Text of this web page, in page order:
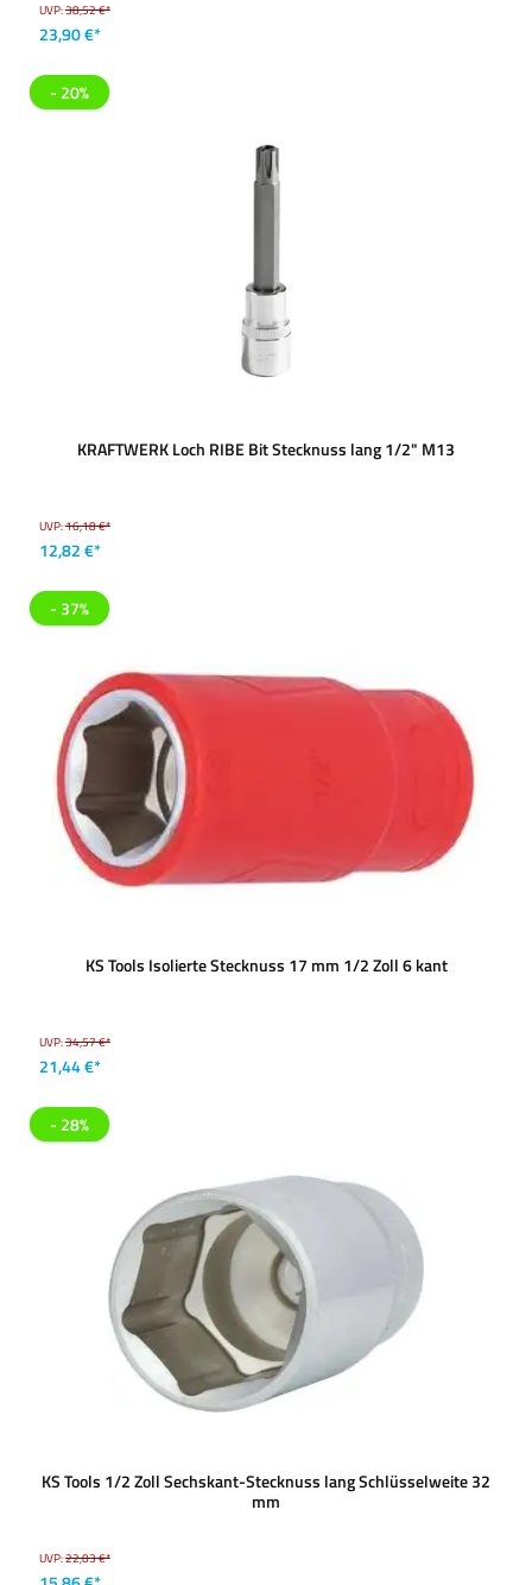
UVP:38,52 €*
23,90 €*
- 20%
KRAFTWERK Loch RIBE Bit Stecknuss lang 1/2" M13
UVP:16,18 €*
12,82 €*
- 37%
KS Tools Isolierte Stecknuss 17 mm 1/2 Zoll 6 kant
UVP:34,57 €*
21,44 €*
- 28%
KS Tools 1/2 Zoll Sechskant-Stecknuss lang Schlüsselweite 32
mm
UVP:22,03 €*